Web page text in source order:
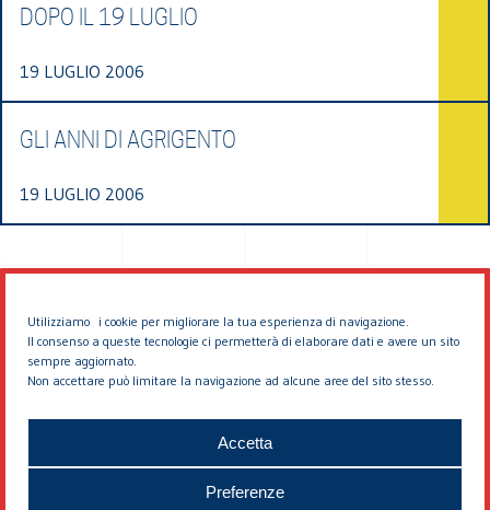
Utilizziamo i cookie per migliorare la tua esperienza di navigazione.
Il consenso a queste tecnologie ci permetterà di elaborare dati e avere un sito
sempre aggiornato.
Non accettare può limitare la navigazione ad alcune aree del sito stesso.
Accetta
Preferenze
DOPO IL 19 LUGLIO
19 LUGLIO 2006
GLI ANNI DI AGRIGENTO
19 LUGLIO 2006
© 2026 EDDYBURG